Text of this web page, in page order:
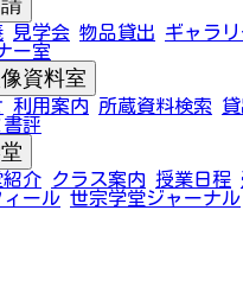
見学会 物品貸出 ギャラリ
ー室
資料室
利用案内 所蔵資料検索
評
紹介 クラス案内 授業日程
ィール 世宗学堂ジャーナル